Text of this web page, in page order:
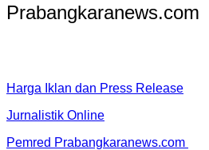
Prabangkaranews.com
Harga Iklan dan Press Release
Jurnalistik Online
Pemred Prabangkaranews.com